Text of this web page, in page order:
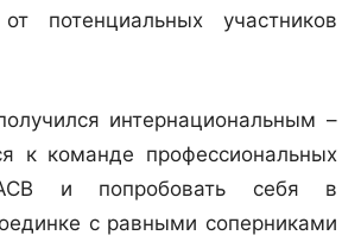
потенциальных участников
интернациональным –
к команде профессиональных
и попробовать себя в
с равными соперниками